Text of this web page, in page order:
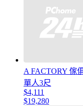
A FACTORY 傢
單人3尺
$4,111
$19,280